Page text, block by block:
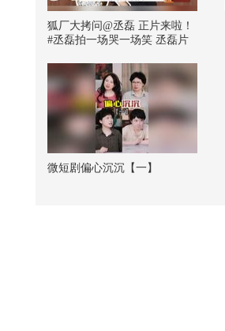
狐厂大拷问️@丞磊 正片来啦！
#丞磊拍一场哭一场笑 丞磊片
场笑一阵一阵的，就这么拿捏
演出了夏侯澹张三不同的情绪
变化!#丞磊说王楚然修图不用p
脸 摄影师丞磊认证，模特王楚
然是不用p脸的权威，丞磊拍照
修图包后期，王楚然也是很善
良，怕丞磊累着直接长成不用p
脸的样子#丞磊 @张朝阳 @一
微短剧偏心沉沉【一】